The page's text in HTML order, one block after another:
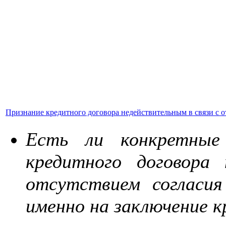
Признание кредитного договора недействительным в связи с
Есть ли
кредитного
отсутствием
именно на заключение